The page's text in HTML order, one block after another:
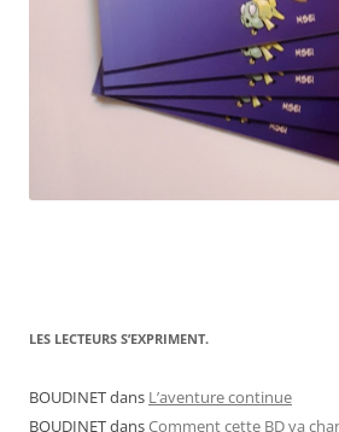
LES LECTEURS S’EXPRIMENT.
BOUDINETdans L’aventure continue
BOUDINETdansComment cette BD va